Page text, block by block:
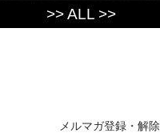
>> ALL >>
メルマガ登録・解除